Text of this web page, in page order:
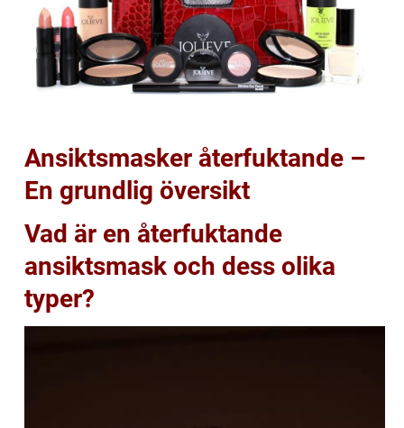
Ansiktsmasker återfuktande –
En grundlig översikt
Vad är en återfuktande
ansiktsmask och dess olika
typer?